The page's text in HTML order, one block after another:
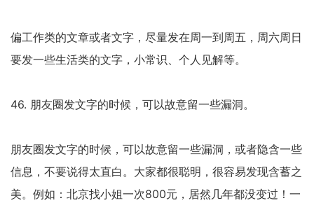
偏工作类的文章或者文字，尽量发在周一到周五，周六周日
要发一些生活类的文字，小常识、个人见解等。
46. 朋友圈发文字的时候，可以故意留一些漏洞。
朋友圈发文字的时候，可以故意留一些漏洞，或者隐含一些
信息，不要说得太直白。大家都很聪明，很容易发现含蓄之
美。例如：北京找小姐一次800元，居然几年都没变过！一